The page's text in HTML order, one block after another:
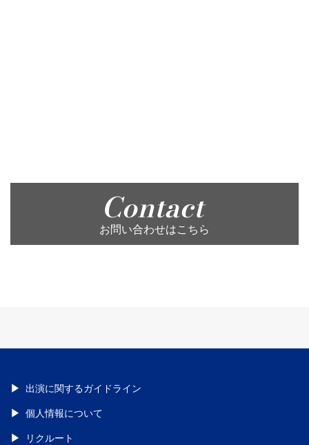
Contact
お問い合わせはこちら
出演に関するガイドライン
個人情報について
リクルート